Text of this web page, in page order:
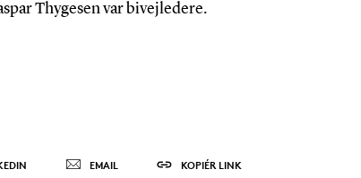
Thygesen var bivejledere.
EMAIL KOPIÉR LINK